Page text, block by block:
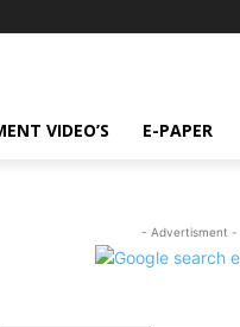
VIDEO’S E-PAPER
- Advertisment -